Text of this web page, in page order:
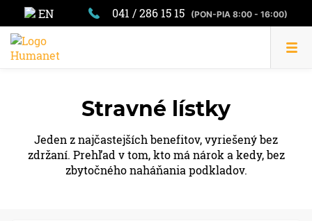
EN 041 / 286 15 15 (PON-PIA 8:00 - 16:00)
Stravné lístky
Jeden z najčastejších benefitov, vyriešený bez
zdržaní. Prehľad v tom, kto má nárok a kedy, bez
zbytočného naháňania podkladov.